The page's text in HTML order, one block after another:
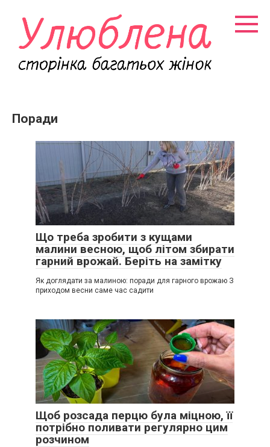
контенту
Поради
Що треба зробити з кущами
малини весною, щоб літом збирати
гарний врожай. Беріть на замітку
Як доглядати за малиною: поради для гарного врожаю З
приходом весни саме час садити
Щоб розсада перцю була міцною, її
потрібно поливати регулярно цим
розчином